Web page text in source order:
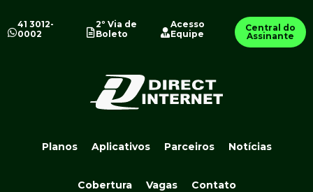
41 3012-
0002
2º Via de
Boleto
Acesso
Equipe
Central do
Assinante
Planos Aplicativos Parceiros Notícias
Cobertura Vagas Contato